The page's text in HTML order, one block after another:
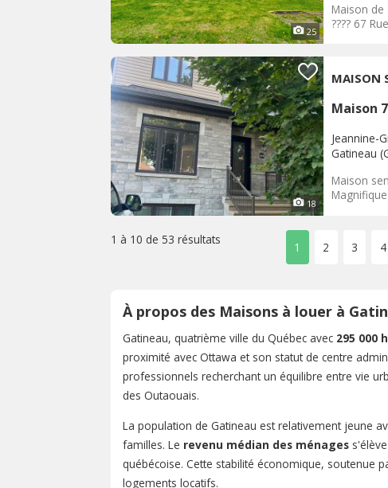
25
Maison
???? 67
18
MAISON
Maison
Jeannine-
Gatineau
Maison
1 à 10 de 53 résultats
1 2 3 4
À propos des Maisons à louer à
Gatineau, quatrième ville du Québec avec 295 000
proximité avec Ottawa et son statut de centre
professionnels recherchant un équilibre entre vie
des Outaouais.
La population de Gatineau est relativement jeune
familles. Le revenu médian des ménages
québécoise. Cette stabilité économique, soutenue
logements locatifs.